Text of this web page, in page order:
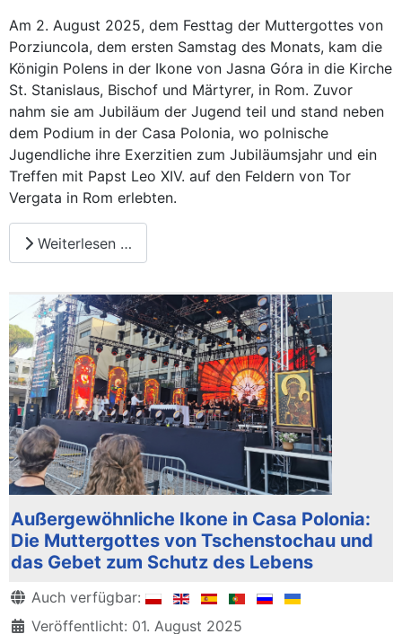
Am 2. August 2025, dem Festtag der Muttergottes von
Porziuncola, dem ersten Samstag des Monats, kam die
Königin Polens in der Ikone von Jasna Góra in die Kirche
St. Stanislaus, Bischof und Märtyrer, in Rom. Zuvor
nahm sie am Jubiläum der Jugend teil und stand neben
dem Podium in der Casa Polonia, wo polnische
Jugendliche ihre Exerzitien zum Jubiläumsjahr und ein
Treffen mit Papst Leo XIV. auf den Feldern von Tor
Vergata in Rom erlebten.
Weiterlesen …
Außergewöhnliche Ikone in Casa Polonia:
Die Muttergottes von Tschenstochau und
das Gebet zum Schutz des Lebens
DetailsAuch verfügbar:
Veröffentlicht: 01. August 2025